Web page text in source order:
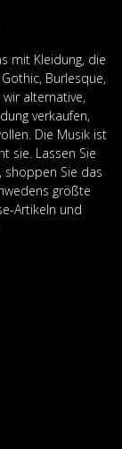
mit Kleidung, die
Burlesque,
alternative,
verkaufen,
Die Musik ist
sie. Lassen Sie
shoppen Sie das
größte
Artikeln und